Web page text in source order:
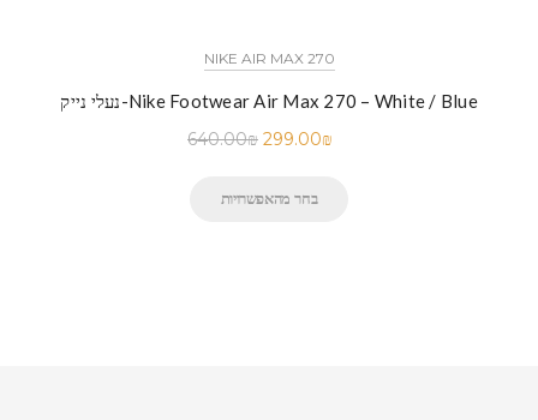
NIKE AIR MAX 270
נעלי נייק-Nike Footwear Air Max 270 – White / Blue
640.00₪ 299.00₪
בחר מהאפשרויות